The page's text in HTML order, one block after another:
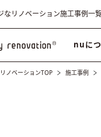
なリノベーション施工事例一
nuに
リノベーションTOP 施工事例